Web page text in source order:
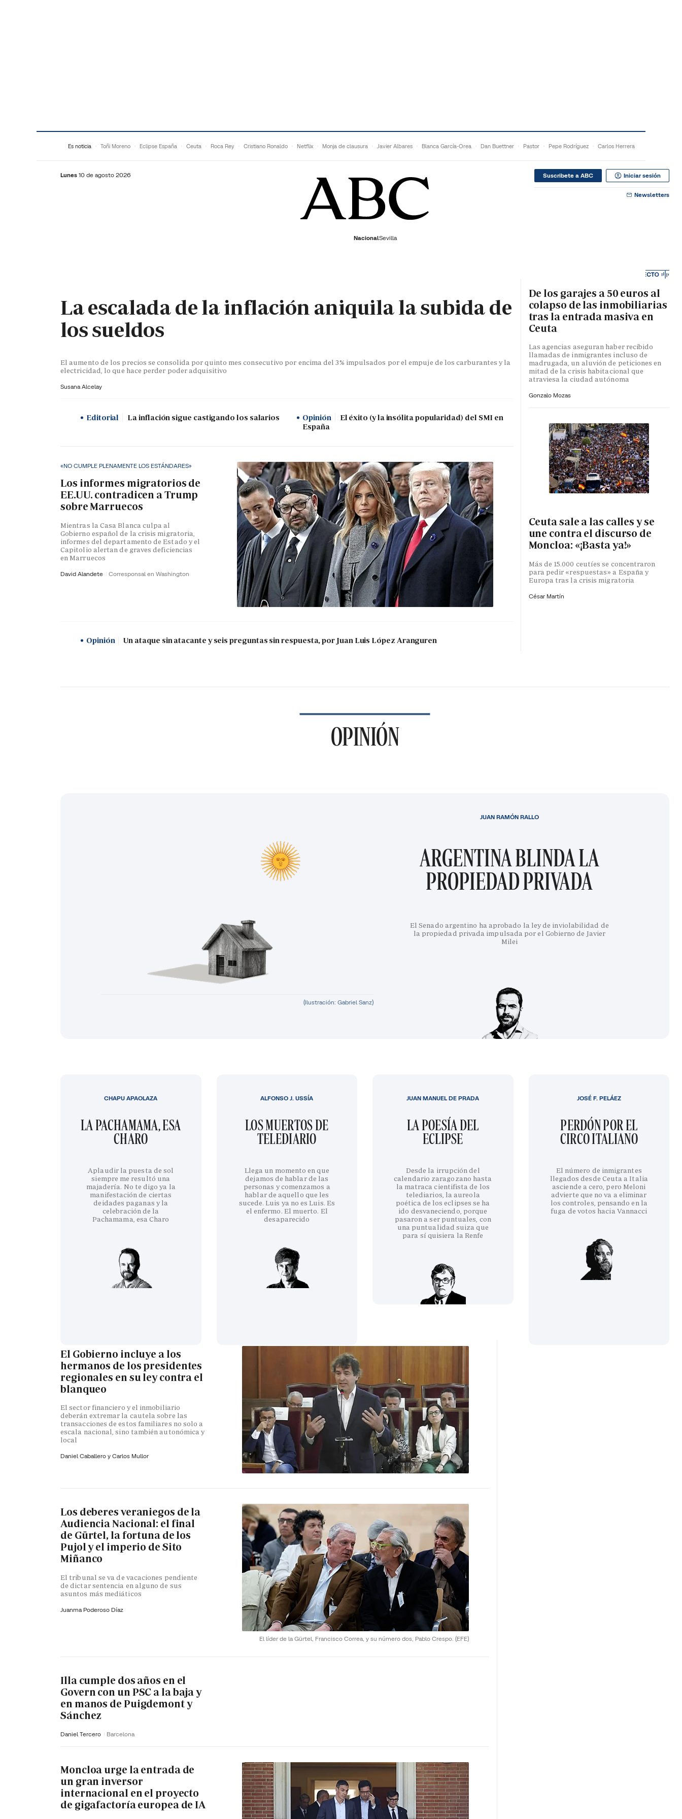
Es noticia Toñi Moreno Eclipse España Ceuta Roca Rey Cristiano Ronaldo Netflix Monja de clausura Javier Albares Blanca García-Orea Dan Buettner Pastor Pepe Rodríguez Carlos Herrera
Lunes 10 de agosto 2026
NacionalSevilla
Suscribete a ABC Iniciar sesión
Newsletters
La escalada de la inflación aniquila la subida de
los sueldos
El aumento de los precios se consolida por quinto mes consecutivo por encima del 3% impulsados por el empuje de los carburantes y la
electricidad, lo que hace perder poder adquisitivo
Susana Alcelay
Editorial La inflación sigue castigando los salarios Opinión
El éxito (y la insólita popularidad) del SMI en
España
«NO CUMPLE PLENAMENTE LOS ESTÁNDARES»
Los informes migratorios de
EE.UU. contradicen a Trump
sobre Marruecos
Mientras la Casa Blanca culpa al
Gobierno español de la crisis migratoria,
informes del departamento de Estado y el
Capitolio alertan de graves deficiencias
en Marruecos
David Alandete Corresponsal en Washington
Opinión Un ataque sin atacante y seis preguntas sin respuesta, por Juan Luis López Aranguren
De los garajes a 50 euros al
colapso de las inmobiliarias
tras la entrada masiva en
Ceuta
Las agencias aseguran haber recibido
llamadas de inmigrantes incluso de
madrugada, un aluvión de peticiones en
mitad de la crisis habitacional que
atraviesa la ciudad autónoma
Gonzalo Mozas
Ceuta sale a las calles y se
une contra el discurso de
Moncloa: «¡Basta ya!»
Más de 15.000 ceutíes se concentraron
para pedir «respuestas» a España y
Europa tras la crisis migratoria
César Martín
OPINIÓN
(Ilustración: Gabriel Sanz)
ARGENTINA BLINDA LA
PROPIEDAD PRIVADA
El Senado argentino ha aprobado la ley de inviolabilidad de
la propiedad privada impulsada por el Gobierno de Javier
Milei
JUAN RAMÓN RALLO
LA PACHAMAMA, ESA
CHARO
Aplaudir la puesta de sol
siempre me resultó una
majadería. No te digo ya la
manifestación de ciertas
deidades paganas y la
celebración de la
Pachamama, esa Charo
CHAPU APAOLAZA
LOS MUERTOS DE
TELEDIARIO
Llega un momento en que
dejamos de hablar de las
personas y comenzamos a
hablar de aquello que les
sucede. Luis ya no es Luis. Es
el enfermo. El muerto. El
desaparecido
ALFONSO J. USSÍA
LA POESÍA DEL
ECLIPSE
Desde la irrupción del
calendario zaragozano hasta
la matraca cientifista de los
telediarios, la aureola
poética de los eclipses se ha
ido desvaneciendo, porque
pasaron a ser puntuales, con
una puntualidad suiza que
para sí quisiera la Renfe
JUAN MANUEL DE PRADA
PERDÓN POR EL
CIRCO ITALIANO
El número de inmigrantes
llegados desde Ceuta a Italia
asciende a cero, pero Meloni
advierte que no va a eliminar
los controles, pensando en la
fuga de votos hacia Vannacci
JOSÉ F. PELÁEZ
El Gobierno incluye a los
hermanos de los presidentes
regionales en su ley contra el
blanqueo
El sector financiero y el inmobiliario
deberán extremar la cautela sobre las
transacciones de estos familiares no solo a
escala nacional, sino también autonómica y
local
Daniel Caballero y Carlos Mullor
El líder de la Gürtel, Francisco Correa, y su número dos, Pablo Crespo. (EFE)
Los deberes veraniegos de la
Audiencia Nacional: el final
de Gürtel, la fortuna de los
Pujol y el imperio de Sito
Miñanco
El tribunal se va de vacaciones pendiente
de dictar sentencia en alguno de sus
asuntos más mediáticos
Juanma Poderoso Díaz
Illa cumple dos años en el
Govern con un PSC a la baja y
en manos de Puigdemont y
Sánchez
Daniel Tercero Barcelona
Moncloa urge la entrada de
un gran inversor
internacional en el proyecto
de gigafactoría europea de IA